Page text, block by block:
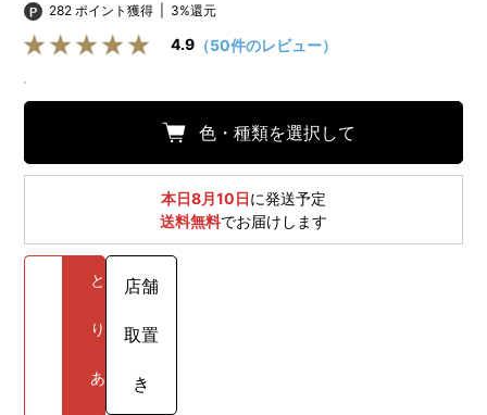
282 ポイント獲得
3%還元
4.9 （50件のレビュー）
色・種類を選択して
本日8月10日に発送予定
送料無料でお届けします
と
り
あ
店舗
取置
き